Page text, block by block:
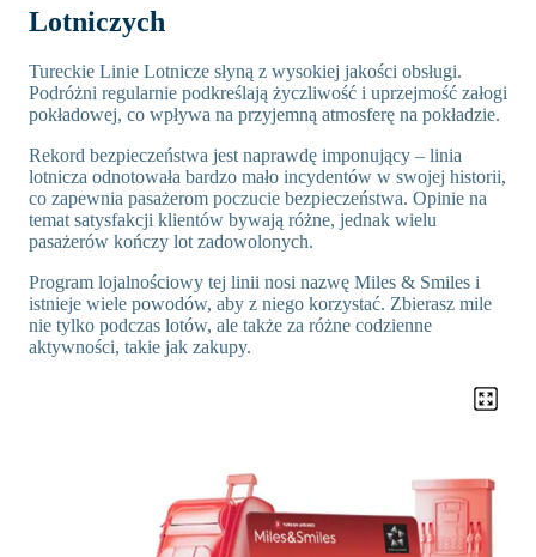
Lotniczych
Tureckie Linie Lotnicze słyną z wysokiej jakości obsługi.
Podróżni regularnie podkreślają życzliwość i uprzejmość załogi
pokładowej, co wpływa na przyjemną atmosferę na pokładzie.
Rekord bezpieczeństwa jest naprawdę imponujący – linia
lotnicza odnotowała bardzo mało incydentów w swojej historii,
co zapewnia pasażerom poczucie bezpieczeństwa. Opinie na
temat satysfakcji klientów bywają różne, jednak wielu
pasażerów kończy lot zadowolonych.
Program lojalnościowy tej linii nosi nazwę Miles & Smiles i
istnieje wiele powodów, aby z niego korzystać. Zbierasz mile
nie tylko podczas lotów, ale także za różne codzienne
aktywności, takie jak zakupy.